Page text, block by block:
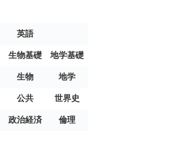
英語
生物基礎 地学基礎
生物 地学
公共 世界史
政治経済 倫理